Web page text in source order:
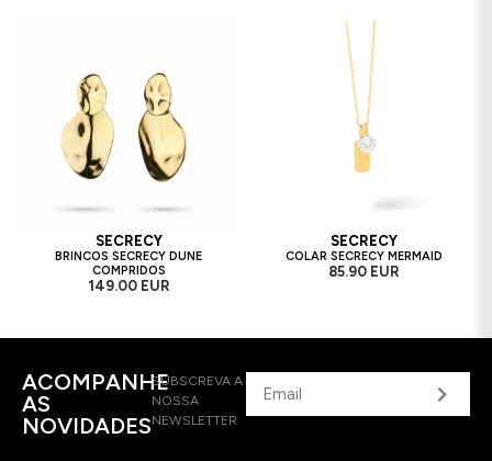
SECRECY
BRINCOS SECRECY DUNE
COMPRIDOS
149.00 EUR
SECRECY
COLAR SECRECY MERMAID
85.90 EUR
ACOMPANHE
AS
NOVIDADES
SUBSCREVA A
NOSSA
NEWSLETTER